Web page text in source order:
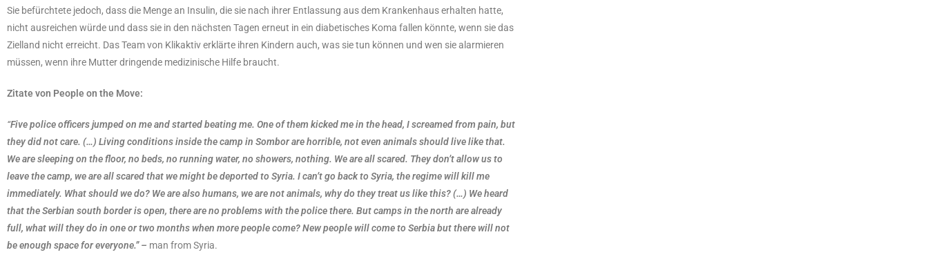
Sie befürchtete jedoch, dass die Menge an Insulin, die sie nach ihrer Entlassung aus dem Krankenhaus erhalten hatte,
nicht ausreichen würde und dass sie in den nächsten Tagen erneut in ein diabetisches Koma fallen könnte, wenn sie das
Zielland nicht erreicht. Das Team von Klikaktiv erklärte ihren Kindern auch, was sie tun können und wen sie alarmieren
müssen, wenn ihre Mutter dringende medizinische Hilfe braucht.
Zitate von People on the Move:
“Five police officers jumped on me and started beating me. One of them kicked me in the head, I screamed from pain, but
they did not care. (…) Living conditions inside the camp in Sombor are horrible, not even animals should live like that.
We are sleeping on the floor, no beds, no running water, no showers, nothing. We are all scared. They don’t allow us to
leave the camp, we are all scared that we might be deported to Syria. I can’t go back to Syria, the regime will kill me
immediately. What should we do? We are also humans, we are not animals, why do they treat us like this? (…) We heard
that the Serbian south border is open, there are no problems with the police there. But camps in the north are already
full, what will they do in one or two months when more people come? New people will come to Serbia but there will not
be enough space for everyone.” – man from Syria.